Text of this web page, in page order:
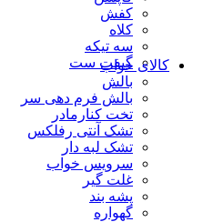
کفش
کلاه
سه تیکه
گیفت ستکالای خواب
بالش
بالش فرم دهی سر
تخت کنارمادر
تشک آنتی رفلکس
تشک لبه دار
سرویس خواب
غلت گیر
پشه بند
گهواره